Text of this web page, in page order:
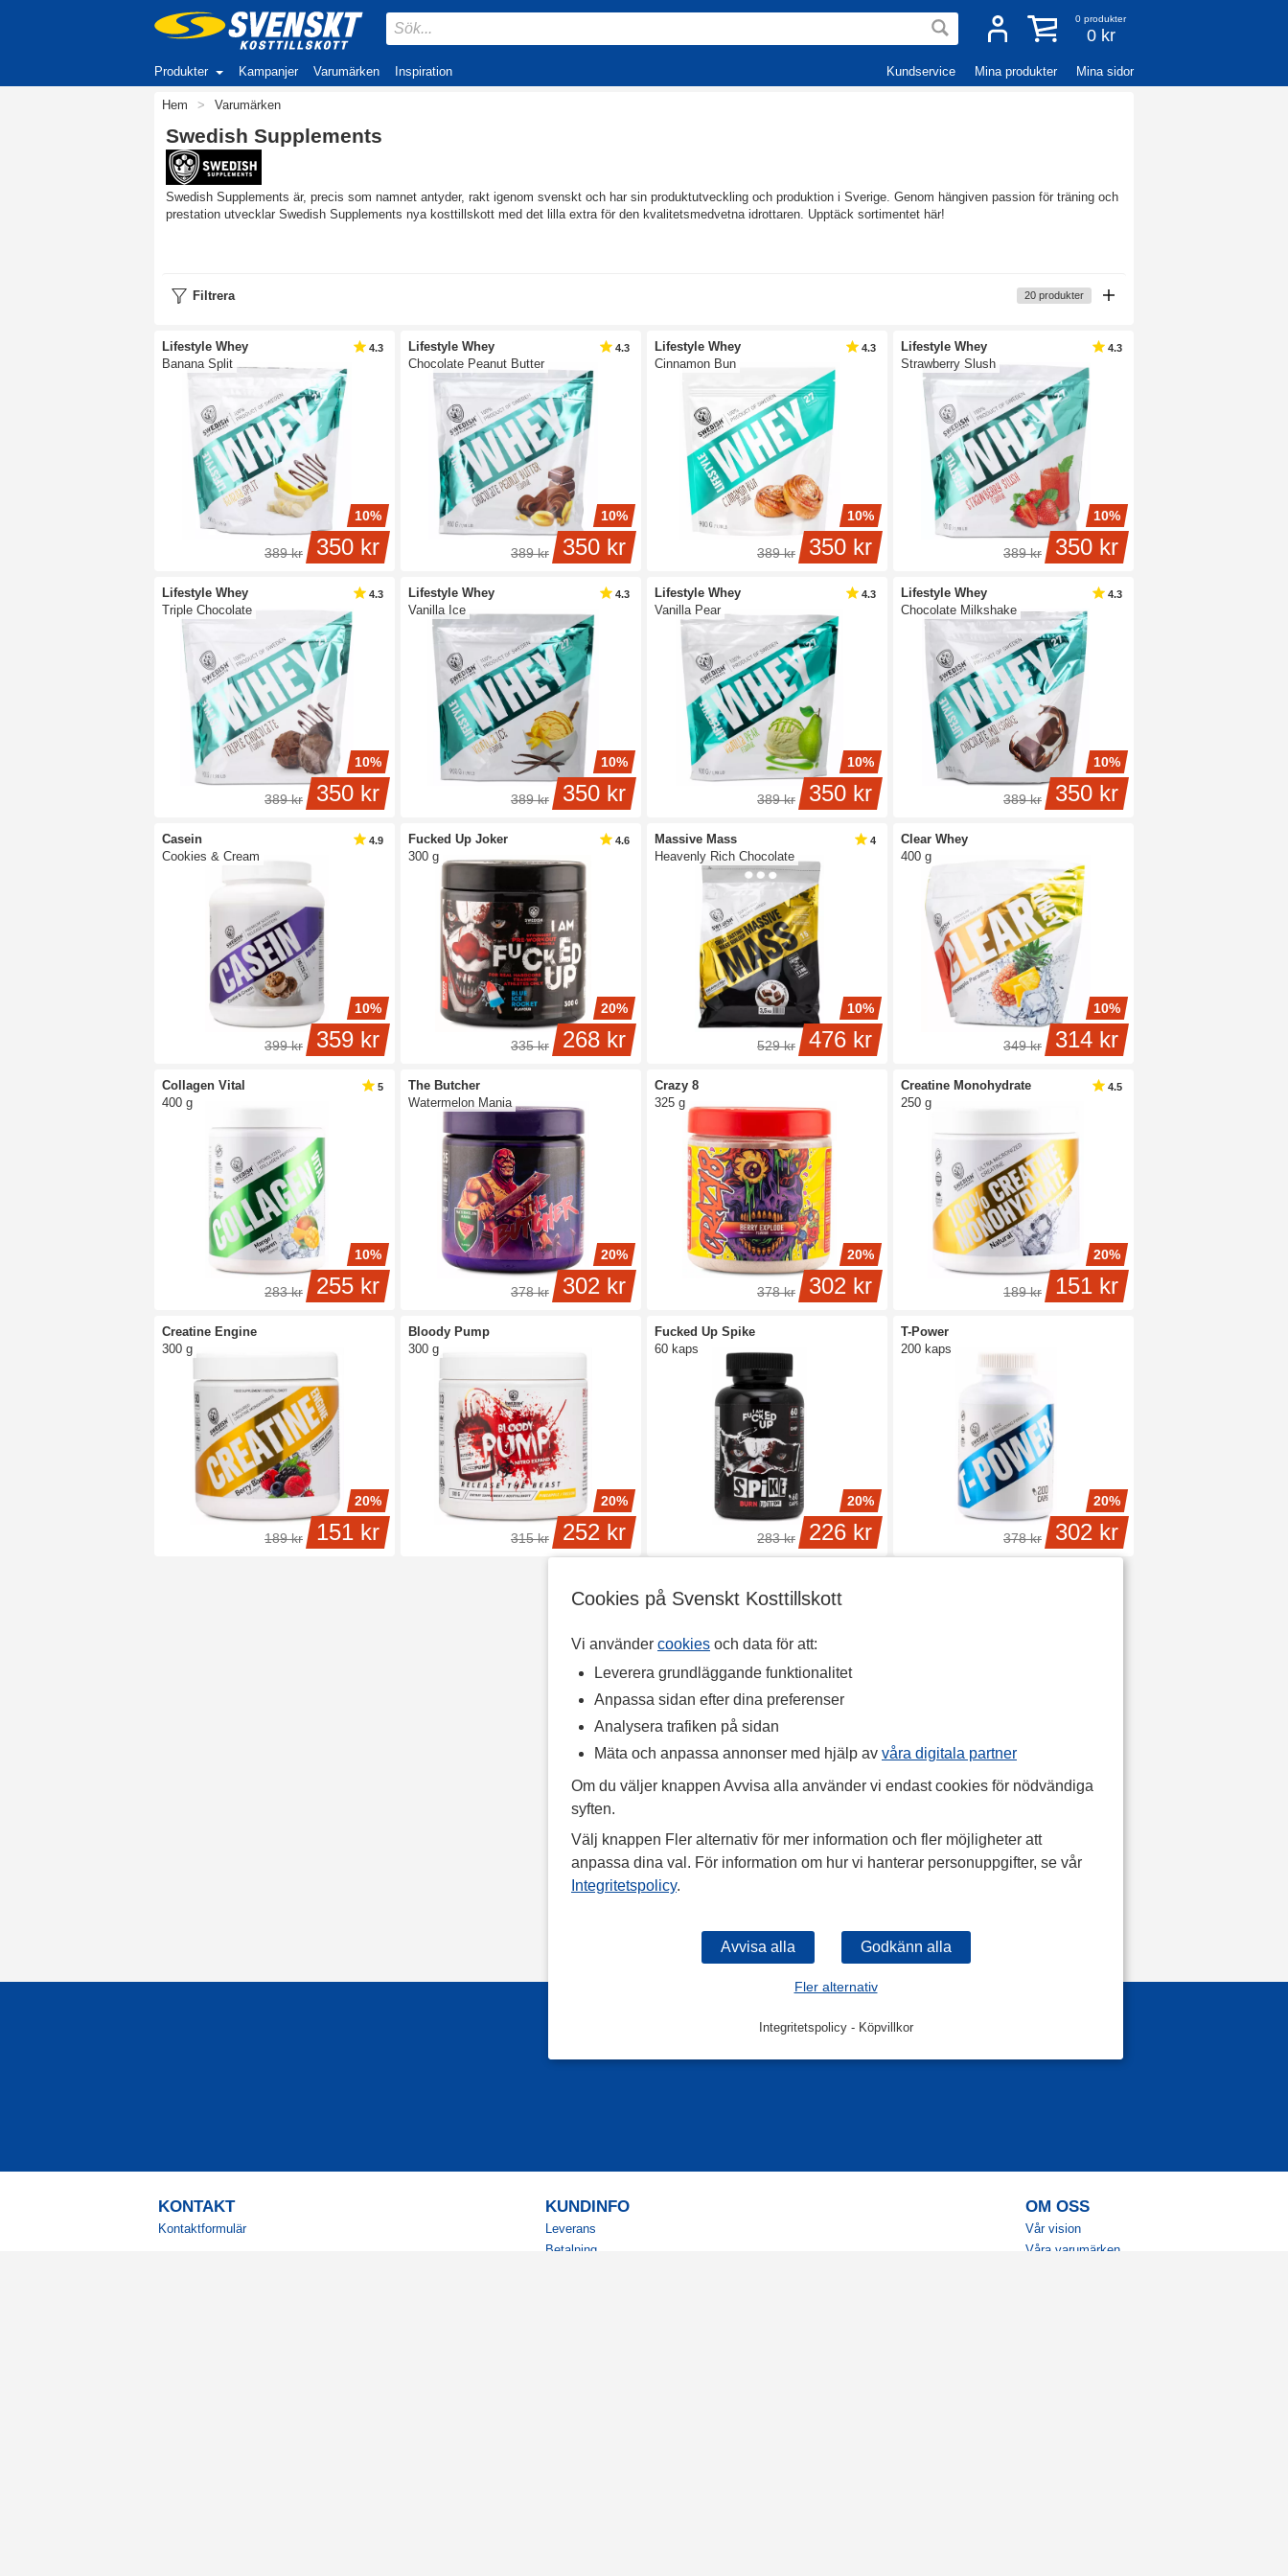
Cookies på Svenskt Kosttillskott
Vi använder cookies och data för att:
Leverera grundläggande funktionalitet
Anpassa sidan efter dina preferenser
Analysera trafiken på sidan
Mäta och anpassa annonser med hjälp av våra digitala partner
Om du väljer knappen Avvisa alla använder vi endast cookies för nödvändiga
syften.
Välj knappen Fler alternativ för mer information och fler möjligheter att
anpassa dina val. För information om hur vi hanterar personuppgifter, se vår
Integritetspolicy.
Fler alternativ
Integritetspolicy- Köpvillkor
0 produkter
0 kr
Produkter Kampanjer Varumärken Inspiration Kundservice Mina produkter Mina sidor
Hem > Varumärken
Swedish Supplements
Swedish Supplements är, precis som namnet antyder, rakt igenom svenskt och har sin produktutveckling och produktion i Sverige. Genom hängiven passion för träning och
prestation utvecklar Swedish Supplements nya kosttillskott med det lilla extra för den kvalitetsmedvetna idrottaren. Upptäck sortimentet här!
Filtrera 20 produkter
Lifestyle Whey
Banana Split
10%
350 kr
389 kr
4.3
Lifestyle Whey
Chocolate Peanut Butter
10%
350 kr
389 kr
4.3
Lifestyle Whey
Cinnamon Bun
10%
350 kr
389 kr
4.3
Lifestyle Whey
Strawberry Slush
10%
350 kr
389 kr
4.3
Lifestyle Whey
Triple Chocolate
10%
350 kr
389 kr
4.3
Lifestyle Whey
Vanilla Ice
10%
350 kr
389 kr
4.3
Lifestyle Whey
Vanilla Pear
10%
350 kr
389 kr
4.3
Lifestyle Whey
Chocolate Milkshake
10%
350 kr
389 kr
4.3
Casein
Cookies & Cream
10%
359 kr
399 kr
4.9
Fucked Up Joker
300 g
20%
268 kr
335 kr
4.6
Massive Mass
Heavenly Rich Chocolate
10%
476 kr
529 kr
4
Clear Whey
400 g
10%
314 kr
349 kr
Collagen Vital
400 g
10%
255 kr
283 kr
5
The Butcher
Watermelon Mania
20%
302 kr
378 kr
Crazy 8
325 g
20%
302 kr
378 kr
Creatine Monohydrate
250 g
20%
151 kr
189 kr
4.5
Creatine Engine
300 g
20%
151 kr
189 kr
Bloody Pump
300 g
20%
252 kr
315 kr
Fucked Up Spike
60 kaps
20%
226 kr
283 kr
T-Power
200 kaps
20%
302 kr
378 kr
KONTAKT
Kontaktformulär
KUNDINFO
Leverans
Betalning
OM OSS
Vår vision
Våra varumärken